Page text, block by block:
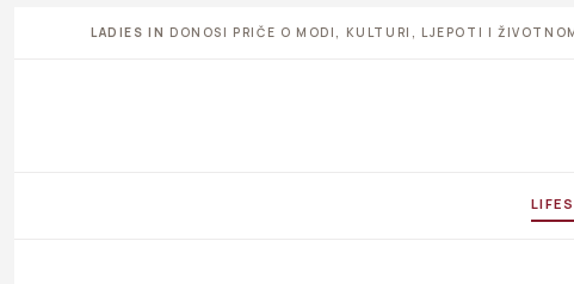
LADIES IN DONOSI PRIČE O MODI, KULTURI, LJEPOTI I